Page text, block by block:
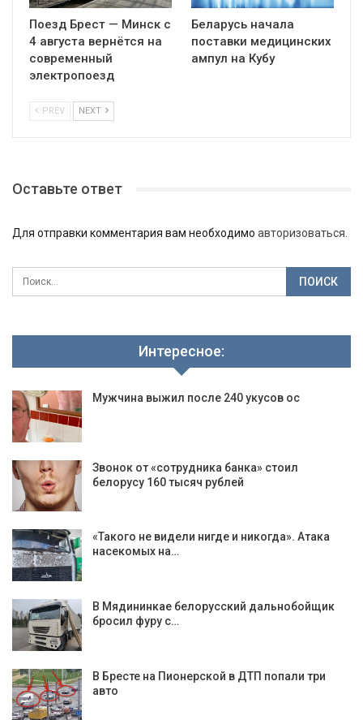
Поезд Брест — Минск с
4 августа вернётся на
современный
электропоезд
Беларусь начала
поставки медицинских
ампул на Кубу
PREV NEXT
Оставьте ответ
Для отправки комментария вам необходимо авторизоваться
Интересное:
Мужчина выжил после 240 укусов ос
Звонок от «сотрудника банка» стоил
белорусу 160 тысяч рублей
«Такого не видели нигде и никогда». Атака
насекомых на…
В Мядининкае белорусский дальнобойщик
бросил фуру с…
В Бресте на Пионерской в ДТП попали три
авто